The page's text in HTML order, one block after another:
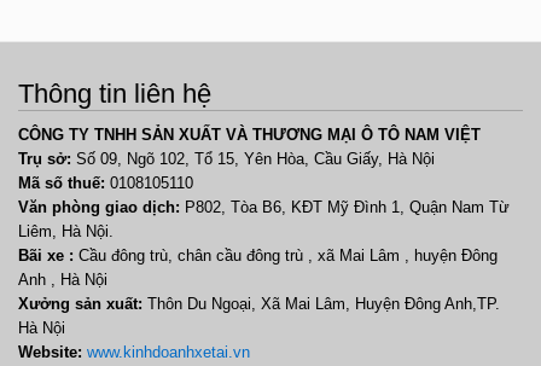
Thông tin liên hệ
CÔNG TY TNHH SẢN XUẤT VÀ THƯƠNG MẠI Ô TÔ NAM VIỆT
Trụ sở: Số 09, Ngõ 102, Tổ 15, Yên Hòa, Cầu Giấy, Hà Nội
Mã số thuế: 0108105110
Văn phòng giao dịch: P802, Tòa B6, KĐT Mỹ Đình 1, Quận Nam Từ
Liêm, Hà Nội.
Bãi xe : Cầu đông trù, chân cầu đông trù , xã Mai Lâm , huyện Đông
Anh , Hà Nội
Xưởng sản xuất: Thôn Du Ngoại, Xã Mai Lâm, Huyện Đông Anh,TP.
Hà Nội
Website: www.kinhdoanhxetai.vn